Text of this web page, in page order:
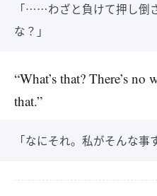
「……わざと負けて押し倒
な？」
“What’s that? There’s
that.”
「なにそれ。私がそんな事